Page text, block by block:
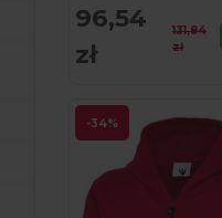
96,54
zł
131,84
zł
-34%